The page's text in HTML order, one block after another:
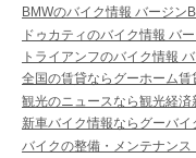
BMWのバイク情報 バージン
ドゥカティのバイク情報 バ
トライアンフのバイク情報
全国の賃貸ならグーホーム賃
観光のニュースなら観光経済
新車バイク情報ならグーバイ
バイクの整備・メンテナン